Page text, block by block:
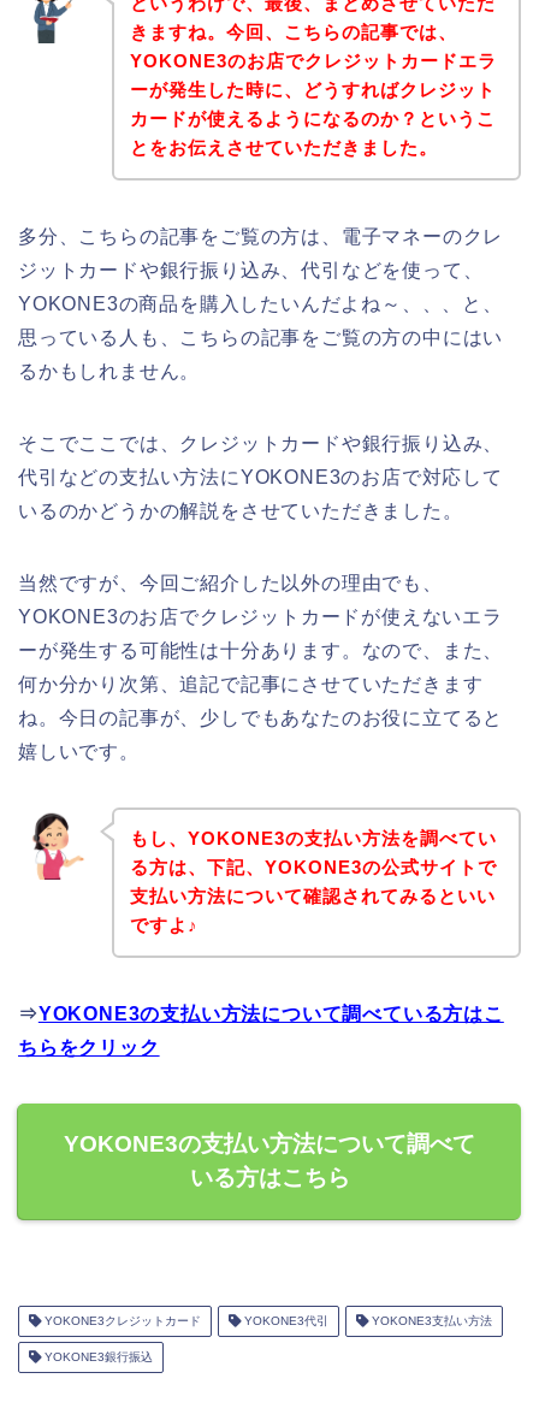
きますね。今回、こちらの記事では、
YOKONE3のお店でクレジットカードエラ
ーが発生した時に、どうすればクレジット
カードが使えるようになるのか？というこ
とをお伝えさせていただきました。
多分、こちらの記事をご覧の方は、電子マネーのクレ
ジットカードや銀行振り込み、代引などを使って、
YOKONE3の商品を購入したいんだよね～、、、と、
思っている人も、こちらの記事をご覧の方の中にはい
るかもしれません。
そこでここでは、クレジットカードや銀行振り込み、
代引などの支払い方法にYOKONE3のお店で対応して
いるのかどうかの解説をさせていただきました。
当然ですが、今回ご紹介した以外の理由でも、
YOKONE3のお店でクレジットカードが使えないエラ
ーが発生する可能性は十分あります。なので、また、
何か分かり次第、追記で記事にさせていただきます
ね。今日の記事が、少しでもあなたのお役に立てると
嬉しいです。
もし、YOKONE3の支払い方法を調べてい
る方は、下記、YOKONE3の公式サイトで
支払い方法について確認されてみるといい
ですよ♪
⇒YOKONE3の支払い方法について調べている方はこ
ちらをクリック
YOKONE3の支払い方法について調べて
いる方はこちら
YOKONE3クレジットカード YOKONE3代引 YOKONE3支払い方法
YOKONE3銀行振込